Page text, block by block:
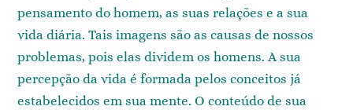
pensamento do homem, as suas relações e a sua
vida diária. Tais imagens são as causas de nossos
problemas, pois elas dividem os homens. A sua
percepção da vida é formada pelos conceitos já
estabelecidos em sua mente. O conteúdo de sua